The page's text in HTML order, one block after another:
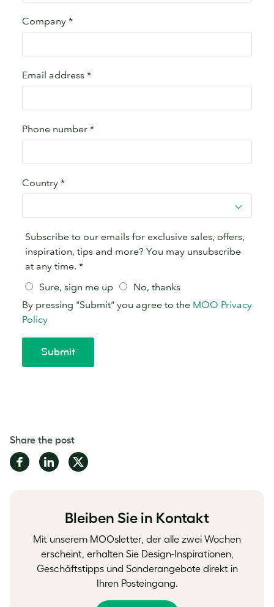
Share the post
Share
on
Share
on
Share
on
Bleiben Sie in Kontakt
Mit unserem MOOsletter, der alle zwei Wochen
erscheint, erhalten Sie Design-Inspirationen,
Geschäftstipps und Sonderangebote direkt in
Ihren Posteingang.